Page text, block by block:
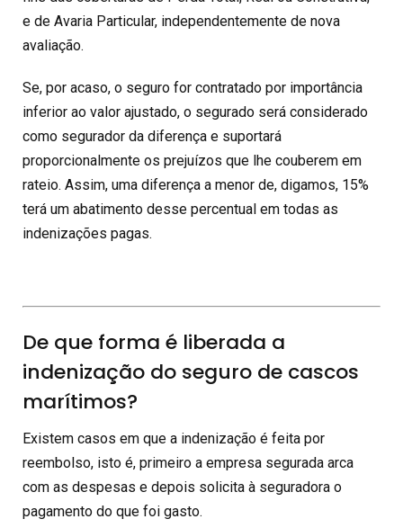
e de Avaria Particular, independentemente de nova
avaliação.
Se, por acaso, o seguro for contratado por importância
inferior ao valor ajustado, o segurado será considerado
como segurador da diferença e suportará
proporcionalmente os prejuízos que lhe couberem em
rateio. Assim, uma diferença a menor de, digamos, 15%
terá um abatimento desse percentual em todas as
indenizações pagas.
De que forma é liberada a
indenização do seguro de cascos
marítimos?
Existem casos em que a indenização é feita por
reembolso, isto é, primeiro a empresa segurada arca
com as despesas e depois solicita à seguradora o
pagamento do que foi gasto.